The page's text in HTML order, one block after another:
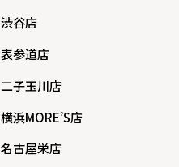
渋谷店
表参道店
二子玉川店
横浜MORE’S店
名古屋栄店